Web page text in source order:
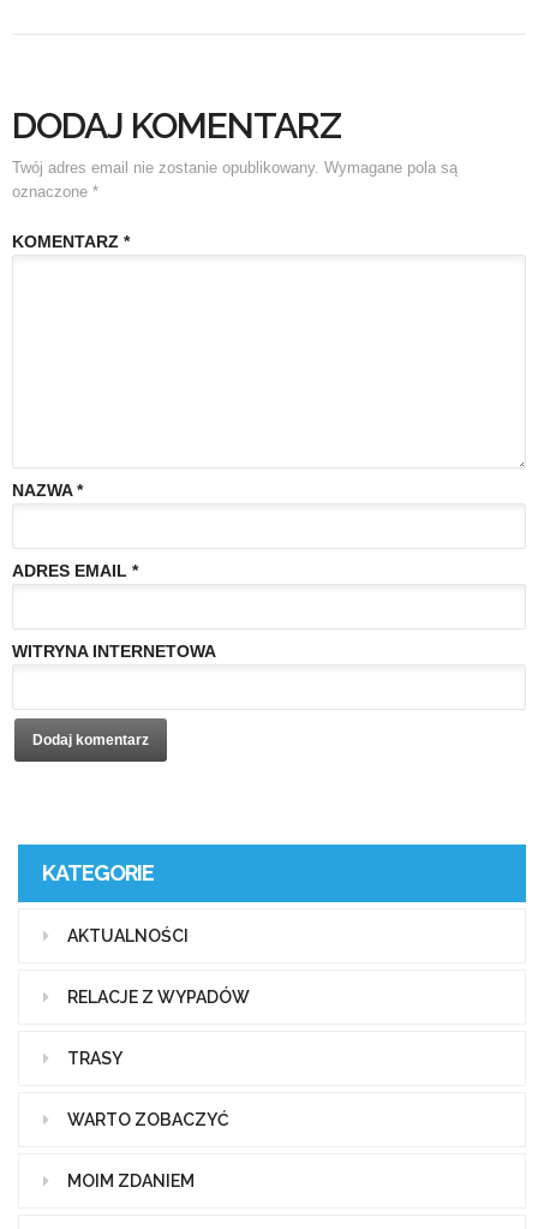
DODAJ KOMENTARZ
Twój adres email nie zostanie opublikowany. Wymagane pola są
oznaczone *
KOMENTARZ *
NAZWA*
ADRES EMAIL *
WITRYNA INTERNETOWA
KATEGORIE
AKTUALNOŚCI
RELACJE Z WYPADÓW
TRASY
WARTO ZOBACZYĆ
MOIM ZDANIEM